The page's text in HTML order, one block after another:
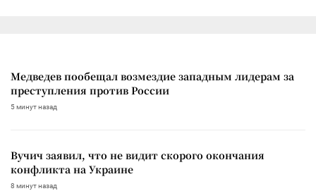
Медведев пообещал возмездие западным лидерам за
преступления против России
5 минут назад
Вучич заявил, что не видит скорого окончания
конфликта на Украине
8 минут назад